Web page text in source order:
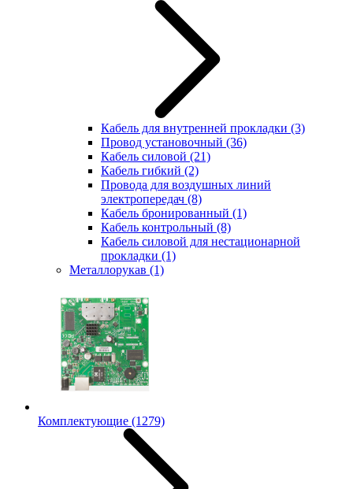
Кабель для внутренней прокладки (3)
Провод установочный (36)
Кабель силовой (21)
Кабель гибкий (2)
Провода для воздушных линий
электропередач (8)
Кабель бронированный (1)
Кабель контрольный (8)
Кабель силовой для нестационарной
прокладки (1)
Металлорукав (1)
Комплектующие (1279)